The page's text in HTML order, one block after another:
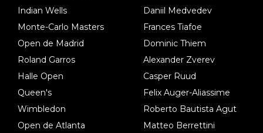
Indian Wells
Monte-Carlo Masters
Open de Madrid
Roland Garros
Halle Open
Queen's
Wimbledon
Open de Atlanta
Daniil Medvedev
Frances Tiafoe
Dominic Thiem
Alexander Zverev
Casper Ruud
Felix Auger-Aliassime
Roberto Bautista Agut
Matteo Berrettini